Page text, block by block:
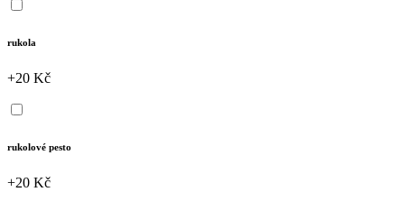
rukola
+20 Kč
rukolové pesto
+20 Kč